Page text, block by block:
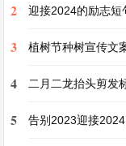
译文
孔子到东方游
问他们争辩的原
有一个小孩儿
2 迎接2024的励志
3 植树节种树宣传文
4 二月二龙抬头剪发
5 告别2023迎接